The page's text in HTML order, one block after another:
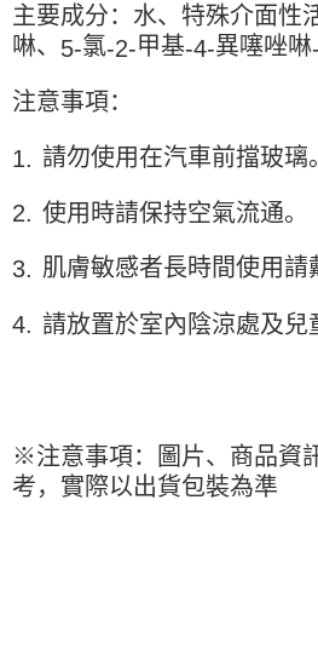
主要成分：水、特殊介面性
啉、 5-氯-2-甲基-4-異噻唑啉
注意事項：
1. 請勿使用在汽車前擋玻璃。
2. 使用時請保持空氣流通。
3. 肌膚敏感者長時間使用請
4. 請放置於室內陰涼處及兒
※注意事項：圖片、商品資
考，實際以出貨包裝為準